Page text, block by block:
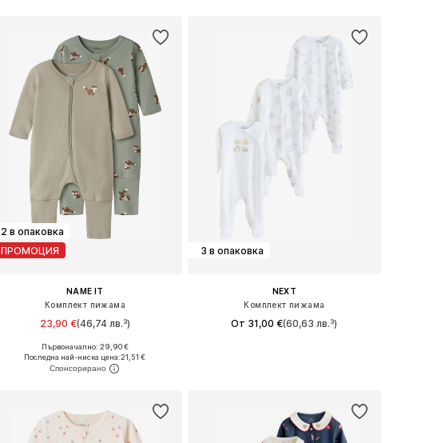
2 в опаковка
ПРОМОЦИЯ
NAME IT
Комплект пижама
23,90 €(46,74 лв.³)
Предлага се в много размери
Добави в кошницата
Първоначално: 29,90 €
Последна най-ниска цена:21,51 €
3 в опаковка
NEXT
Комплект пижама
От 31,00 €(60,63 лв.³)